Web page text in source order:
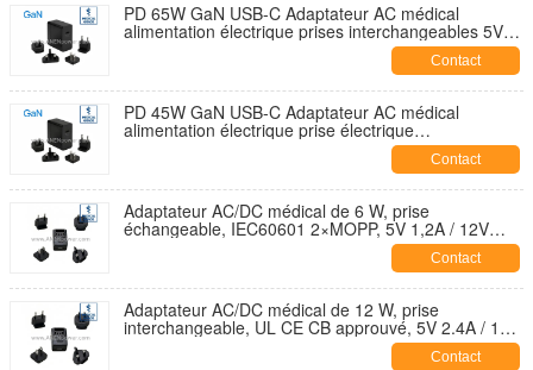
PD 65W GaN USB-C Adaptateur AC médical
alimentation électrique prises interchangeables 5V
9V 12V 15V 20V sortie multi-tension Contact
PD 45W GaN USB-C Adaptateur AC médical
alimentation électrique prise électrique
interchangeable 5V 9V 12V 15V 20V sortie multi-
Contact
Adaptateur AC/DC médical de 6 W, prise
échangeable, IEC60601 2×MOPP, 5V 1,2A / 12V
Contact
Adaptateur AC/DC médical de 12 W, prise
interchangeable, UL CE CB approuvé, 5V 2.4A / 12V
1A / 24V 0.5A de qualité médicale isolé Contact